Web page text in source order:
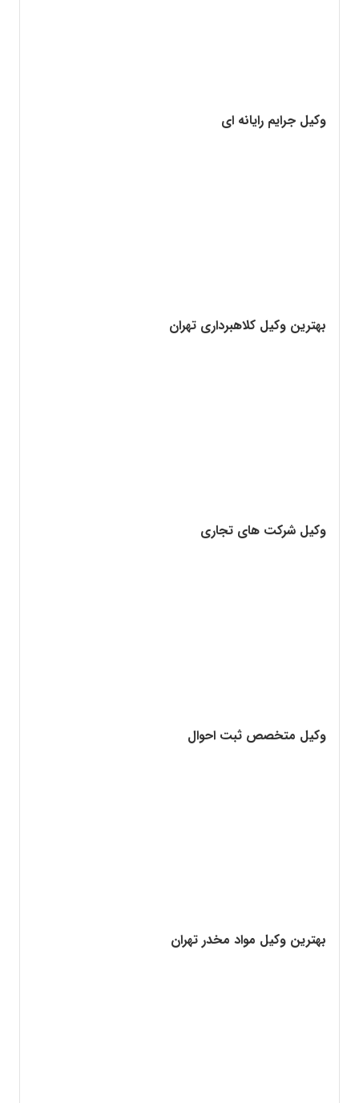
وکیل جرایم رایانه ای
بهترین وکیل کلاهبرداری تهران
وکیل شرکت های تجاری
وکیل متخصص ثبت احوال
بهترین وکیل مواد مخدر تهران